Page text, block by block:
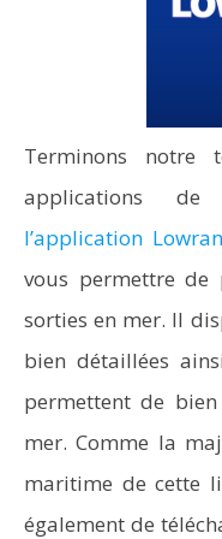
Terminons
applications
l’application
vous permettre
sorties en mer. Il
bien détaillées
permettent de
mer. Comme la
maritime de cette
également de